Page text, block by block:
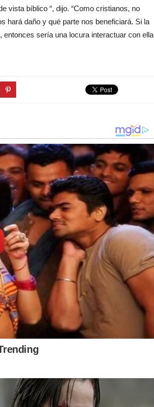
vista bíblico “, dijo. “Como cristianos, no
hará daño y qué parte nos beneficiará. Si la
sería una locura interactuar con ella